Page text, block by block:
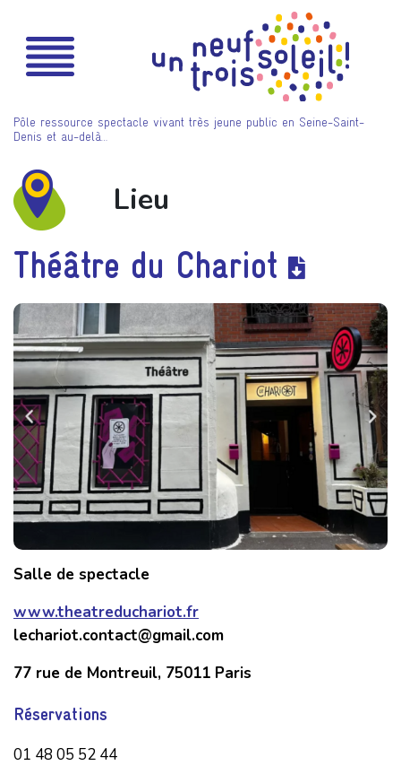
Pôle ressource spectacle vivant très jeune public en Seine-Saint-
Denis et au-delà…
Lieu
Théâtre du Chariot
Salle de spectacle
www.theatreduchariot.fr
lechariot.contact@gmail.com
77 rue de Montreuil, 75011 Paris
Réservations
01 48 05 52 44